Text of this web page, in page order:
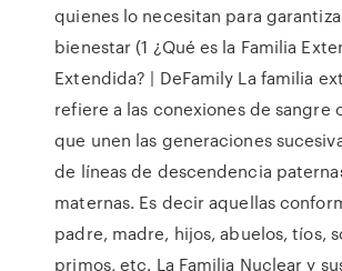
quienes lo necesitan para
bienestar (1 ¿Qué es la Familia
Extendida? | DeFamily La familia
refiere a las conexiones de sangre
que unen las generaciones
de líneas de descendencia
maternas. Es decir aquellas
padre, madre, hijos, abuelos, tíos,
primos, etc. La Familia Nuclear y